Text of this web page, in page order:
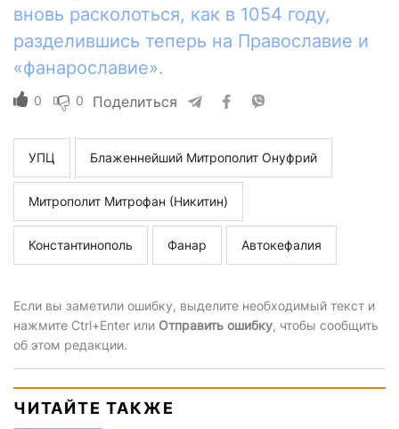
вновь расколоться, как в 1054 году,
разделившись теперь на Православие и
«фанарославие».
0 0 Поделиться
УПЦ Блаженнейший Митрополит Онуфрий
Митрополит Митрофан (Никитин)
Константинополь Фанар Автокефалия
Если вы заметили ошибку, выделите необходимый текст и
нажмите Ctrl+Enter или Отправить ошибку, чтобы сообщить
об этом редакции.
ЧИТАЙТЕ ТАКЖЕ